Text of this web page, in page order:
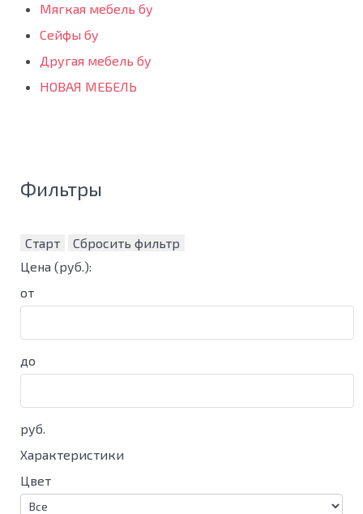
Мягкая мебель бу
Сейфы бу
Другая мебель бу
НОВАЯ МЕБЕЛЬ
Фильтры
Старт
Сбросить фильтр
Цена (руб.):
от
до
руб.
Характеристики
Цвет